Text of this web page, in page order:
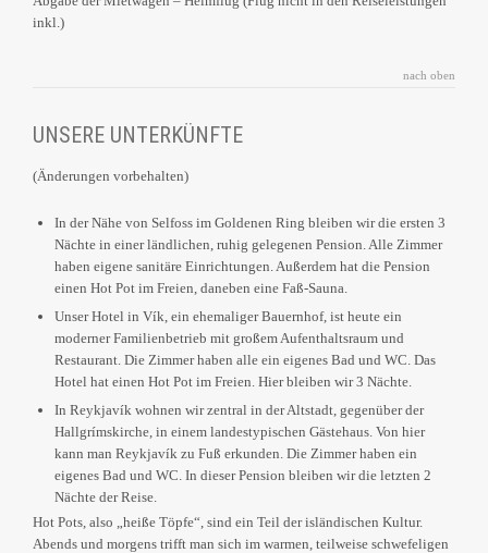
inkl.)
nach oben
UNSERE UNTERKÜNFTE
(Änderungen vorbehalten)
In der Nähe von Selfoss im Goldenen Ring bleiben wir die ersten 3
Nächte in einer ländlichen, ruhig gelegenen Pension. Alle Zimmer
haben eigene sanitäre Einrichtungen. Außerdem hat die Pension
einen Hot Pot im Freien, daneben eine Faß-Sauna.
Unser Hotel in Vík, ein ehemaliger Bauernhof, ist heute ein
moderner Familienbetrieb mit großem Aufenthaltsraum und
Restaurant. Die Zimmer haben alle ein eigenes Bad und WC. Das
Hotel hat einen Hot Pot im Freien. Hier bleiben wir 3 Nächte.
In Reykjavík wohnen wir zentral in der Altstadt, gegenüber der
Hallgrímskirche, in einem landestypischen Gästehaus. Von hier
kann man Reykjavík zu Fuß erkunden. Die Zimmer haben ein
eigenes Bad und WC. In dieser Pension bleiben wir die letzten 2
Nächte der Reise.
Hot Pots, also „heiße Töpfe“, sind ein Teil der isländischen Kultur.
Abends und morgens trifft man sich im warmen, teilweise schwefeligen